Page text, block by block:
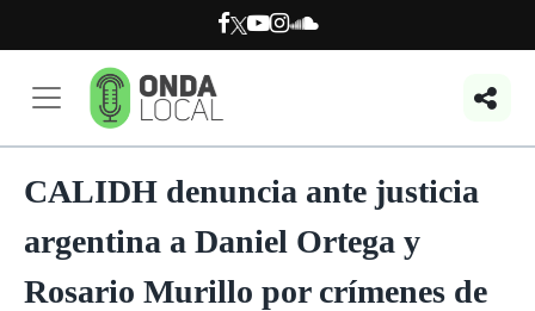
CALIDH denuncia ante justicia
argentina a Daniel Ortega y
Rosario Murillo por crímenes de